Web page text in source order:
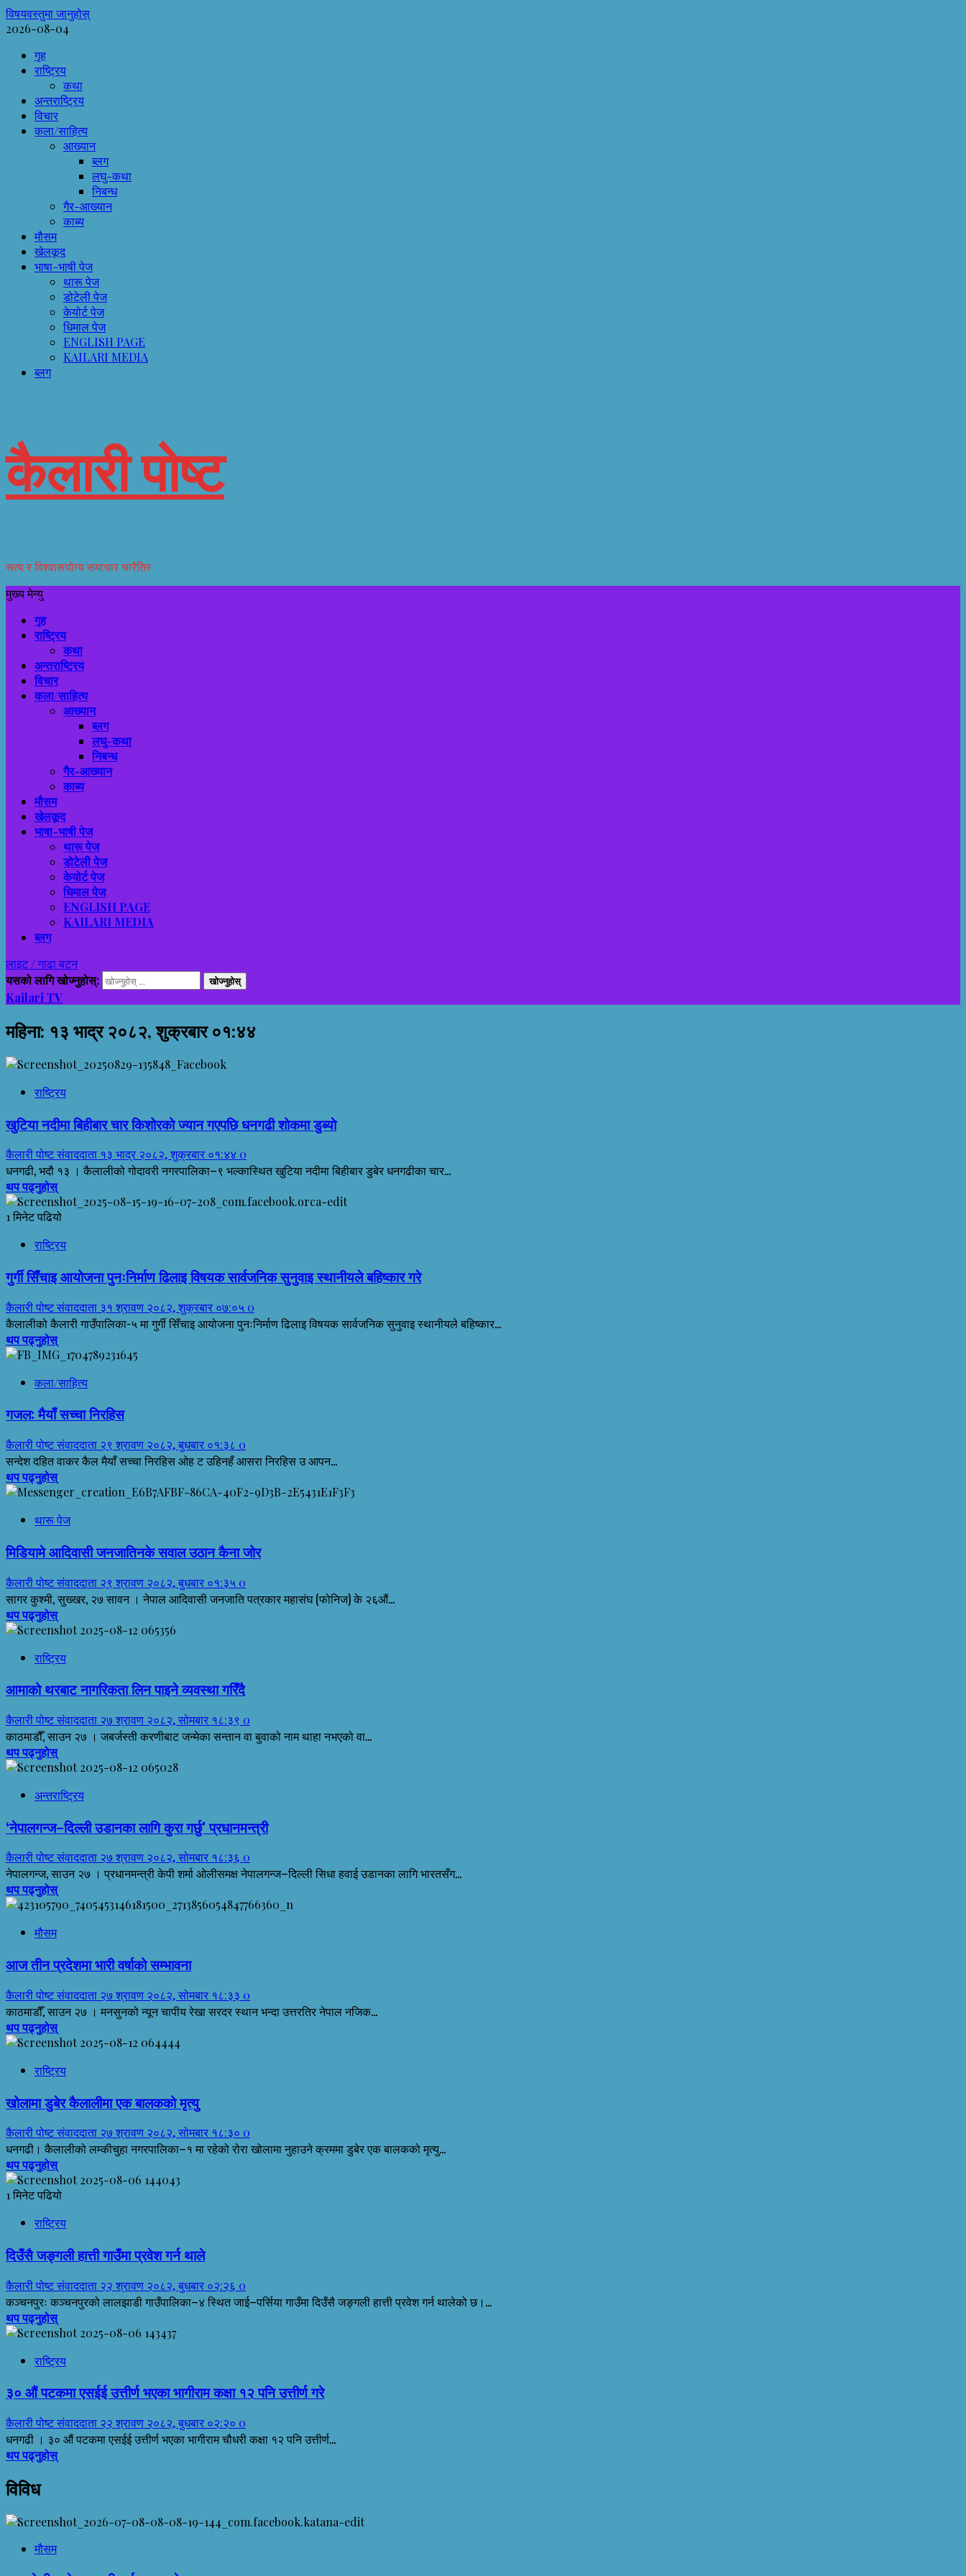
विषयवस्तुमा जानुहोस्
2026-08-04
गृह
राष्ट्रिय
कथा
अन्तराष्ट्रिय
विचार
कला/साहित्य
आख्यान
ब्लग
लघु-कथा
निबन्ध
गैर-आख्यान
काब्य
मौसम
खेलकूद
भाषा-भाषी पेज
थारू पेज
डोटेली पेज
केयोर्ट पेज
धिमाल पेज
ENGLISH PAGE
KAILARI MEDIA
ब्लग
कैलारी पोष्ट
सत्य र विश्वासयोग्य समाचार चारैतिर
मुख्य मेन्यु
गृह
राष्ट्रिय
कथा
अन्तराष्ट्रिय
विचार
कला/साहित्य
आख्यान
ब्लग
लघु-कथा
निबन्ध
गैर-आख्यान
काब्य
मौसम
खेलकूद
भाषा-भाषी पेज
थारू पेज
डोटेली पेज
केयोर्ट पेज
धिमाल पेज
ENGLISH PAGE
KAILARI MEDIA
ब्लग
लाइट / गाढा बटन
यसको लागि खोज्नुहोस्:
Kailari TV
महिना: १३ भाद्र २०८२, शुक्रबार ०१:४४
राष्ट्रिय
खुटिया नदीमा बिहीबार चार किशोरको ज्यान गएपछि धनगढी शोकमा डुब्याे
कैलारी पोष्ट संवाददाता १३ भाद्र २०८२, शुक्रबार ०१:४४ 0
धनगढी, भदौ १३ । कैलालीको गोदावरी नगरपालिका–९ भल्कास्थित खुटिया नदीमा बिहीबार डुबेर धनगढीका चार...
थप पढ्नुहोस्
1 मिनेट पढियो
राष्ट्रिय
गुर्गी सिँचाइ आयोजना पुनःनिर्माण ढिलाइ विषयक सार्वजनिक सुनुवाइ स्थानीयले बहिष्कार गरे
कैलारी पोष्ट संवाददाता ३१ श्रावण २०८२, शुक्रबार ०७:०५ 0
कैलालीको कैलारी गाउँपालिका-५ मा गुर्गी सिँचाइ आयोजना पुनःनिर्माण ढिलाइ विषयक सार्वजनिक सुनुवाइ स्थानीयले बहिष्कार...
थप पढ्नुहोस्
कला/साहित्य
गजल: मैयाँ सच्चा निरहिस
कैलारी पोष्ट संवाददाता २९ श्रावण २०८२, बुधबार ०१:३८ 0
सन्देश दहित वाकर कैल मैयाँ सच्चा निरहिस ओह ट उहिनहँ आसरा निरहिस उ आपन...
थप पढ्नुहोस्
थारू पेज
मिडियामे आदिवासी जनजातिनके सवाल उठान कैना जोर
कैलारी पोष्ट संवाददाता २९ श्रावण २०८२, बुधबार ०१:३५ 0
सागर कुश्मी, सुख्खर, २७ सावन । नेपाल आदिवासी जनजाति पत्रकार महासंघ (फोनिज) के २६औं...
थप पढ्नुहोस्
राष्ट्रिय
आमाको थरबाट नागरिकता लिन पाइने व्यवस्था गरिँदै
कैलारी पोष्ट संवाददाता २७ श्रावण २०८२, सोमबार १८:३९ 0
काठमाडौँ, साउन २७ । जबर्जस्ती करणीबाट जन्मेका सन्तान वा बुवाको नाम थाहा नभएको वा...
थप पढ्नुहोस्
अन्तराष्ट्रिय
‘नेपालगन्ज–दिल्ली उडानका लागि कुरा गर्छु’ प्रधानमन्त्री
कैलारी पोष्ट संवाददाता २७ श्रावण २०८२, सोमबार १८:३६ 0
नेपालगन्ज, साउन २७ । प्रधानमन्त्री केपी शर्मा ओलीसमक्ष नेपालगन्ज–दिल्ली सिधा हवाई उडानका लागि भारतसँग...
थप पढ्नुहोस्
मौसम
आज तीन प्रदेशमा भारी वर्षाको सम्भावना
कैलारी पोष्ट संवाददाता २७ श्रावण २०८२, सोमबार १८:३३ 0
काठमाडौँ, साउन २७ । मनसुनको न्यून चापीय रेखा सरदर स्थान भन्दा उत्तरतिर नेपाल नजिक...
थप पढ्नुहोस्
राष्ट्रिय
खोलामा डुबेर कैलालीमा एक बालकको मृत्यु
कैलारी पोष्ट संवाददाता २७ श्रावण २०८२, सोमबार १८:३० 0
धनगढी। कैलालीको लम्कीचुहा नगरपालिका–१ मा रहेको रोरा खोलामा नुहाउने क्रममा डुबेर एक बालकको मृत्यु...
थप पढ्नुहोस्
1 मिनेट पढियो
राष्ट्रिय
दिउँसै जङ्गली हात्ती गाउँमा प्रवेश गर्न थाले
कैलारी पोष्ट संवाददाता २२ श्रावण २०८२, बुधबार ०२:२६ 0
कञ्चनपुरः कञ्चनपुरको लालझाडी गाउँपालिका–४ स्थित जाई–पर्सिया गाउँमा दिउँसै जङ्गली हात्ती प्रवेश गर्न थालेको छ।...
थप पढ्नुहोस्
राष्ट्रिय
३० औं पटकमा एसईई उत्तीर्ण भएका भागीराम कक्षा १२ पनि उत्तीर्ण गरे
कैलारी पोष्ट संवाददाता २२ श्रावण २०८२, बुधबार ०२:२० 0
धनगढी । ३० औं पटकमा एसईई उत्तीर्ण भएका भागीराम चौधरी कक्षा १२ पनि उत्तीर्ण...
थप पढ्नुहोस्
विविध
मौसम